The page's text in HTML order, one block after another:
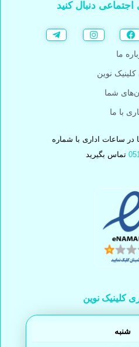
دنبال کنید
ما
نوین
شما
با ما
در ساعات اداری با شماره
تماس بگیرید
کلینیک نوین
شنبه